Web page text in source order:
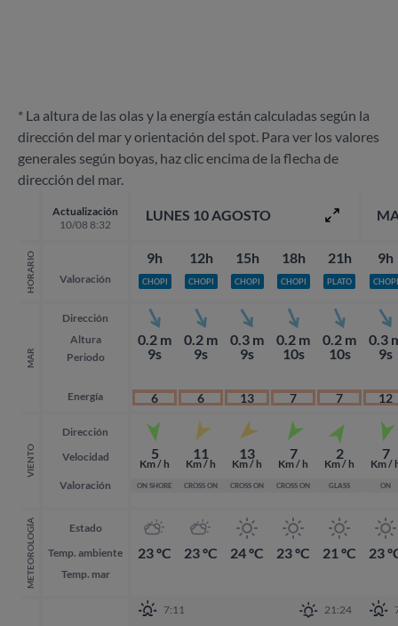
* La altura de las olas y la energía están calculadas según la
dirección del mar y orientación del spot. Para ver los valores
generales según boyas, haz clic encima de la flecha de
dirección del mar.
Actualización
10/08 8:32
HORARIO Valoración
MAR
Dirección
Altura
Periodo
Energía
VIENTO
Dirección
Velocidad
Valoración
METEOROLOGÍA
Estado
Temp. ambiente
Temp. mar
LUNES 10 AGOSTO
9h
CHOPI
0.2 m
9s
6
5
Km / h
ON SHORE
23 ºC
12h
CHOPI
0.2 m
9s
6
11
Km / h
CROSS ON
23 ºC
15h
CHOPI
0.3 m
9s
13
13
Km / h
CROSS ON
24 ºC
18h
CHOPI
0.2 m
10s
7
7
Km / h
CROSS ON
23 ºC
21h
PLATO
0.2 m
10s
7
2
Km / h
GLASS
21 ºC
7:11 21:24
9h
CHOPI
0.3
9s
12
7
Km /
ON
23